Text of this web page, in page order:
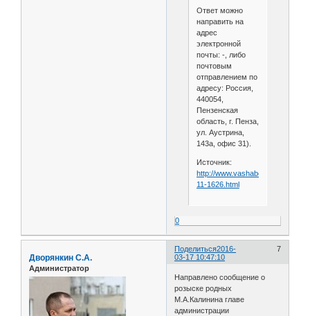
Ответ можно
направить на
адрес
электронной
почты: -, либо
почтовым
отправлением по
адресу: Россия,
440054,
Пензенская
область, г. Пенза,
ул. Аустрина,
143а, офис 31).
Источник:
http://www.vashabeseda.ru/news-
11-1626.html
0
Поделиться 7
2016-
03-17 10:47:10
Дворянкин С.А.
Администратор
Направлено сообщение о
розыске родных
М.А.Калинина главе
администрации